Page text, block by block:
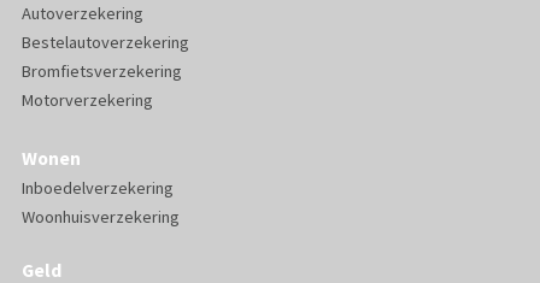
Autoverzekering
Bestelautoverzekering
Bromfietsverzekering
Motorverzekering
Wonen
Inboedelverzekering
Woonhuisverzekering
Geld